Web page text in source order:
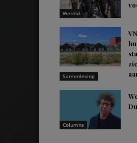
Wereld
Samenleving
Columns